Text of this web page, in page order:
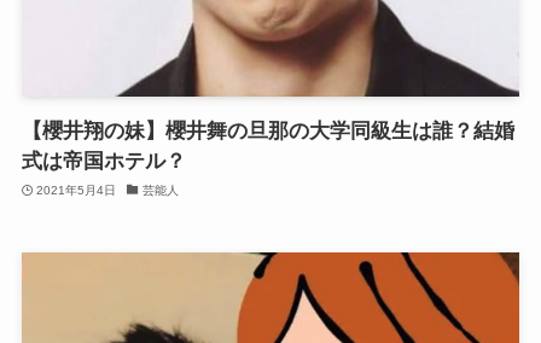
【櫻井翔の妹】櫻井舞の旦那の大学同級生は誰？結婚
式は帝国ホテル？
2021年5月4日 芸能人